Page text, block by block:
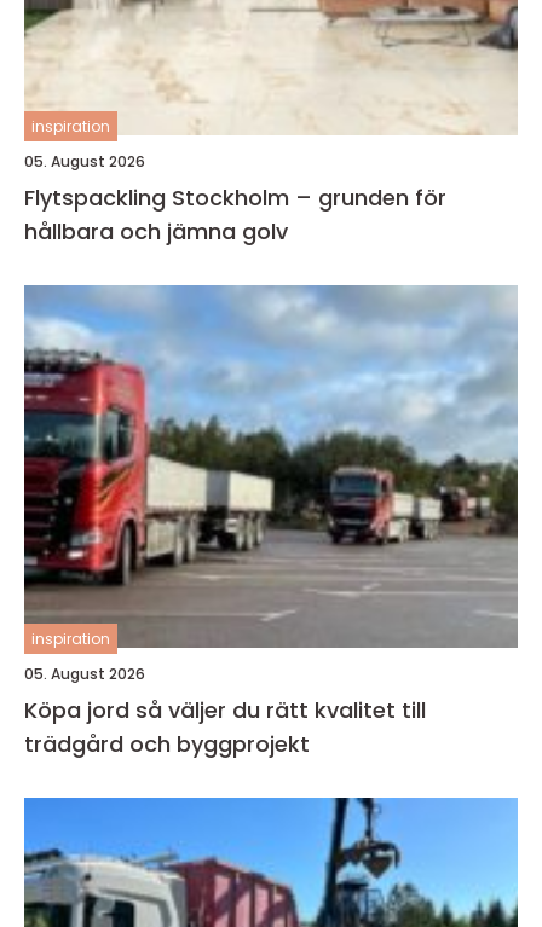
inspiration
05. August 2026
Flytspackling Stockholm – grunden för
hållbara och jämna golv
inspiration
05. August 2026
Köpa jord så väljer du rätt kvalitet till
trädgård och byggprojekt